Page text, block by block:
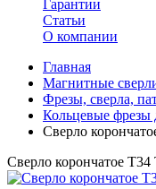
Гарантии
Статьи
О компании
Главная
Магнитные
Фрезы, сверла,
Кольцевые фрезы
Сверло
Сверло корончатое T34